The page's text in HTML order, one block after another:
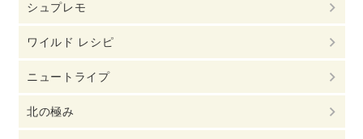
シュプレモ
ワイルド レシピ
ニュートライプ
北の極み